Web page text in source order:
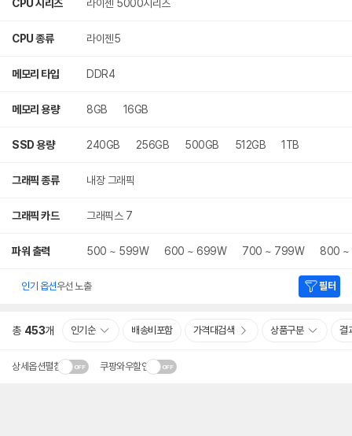
CPU 시리즈 라이젠 5000시리즈
CPU 종류 라이젠5
메모리 타입 DDR4
메모리 용량 8GB 16GB
SSD 용량 240GB 256GB 500GB 512GB 1TB
그래픽 종류 내장 그래픽
그래픽 카드 그래픽스 7
파워 출력 500 ~ 599W 600 ~ 699W 700 ~ 799W 800 ~
인기 옵션우선 노출 필터
총 453개 인기순 배송비포함 가격대검색 상품구분 결
상세옵션펼침 쿠팡와우할인